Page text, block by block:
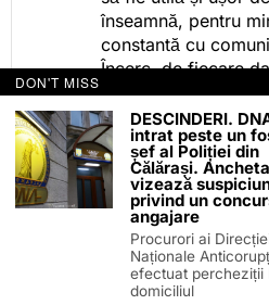
înseamnă, pentru
constantă cu
Încerc, de fiecare
celor care citesc,
ceea ce fac. Pentru
este despre mine,
Iar dacă oamenii se
pe care le spun,
drumul bun.
DON'T MISS
DESCINDERI.
intrat peste un
șef al Poliției din
Călărași. Ancheta
vizează
privind un
angajare
Procurori ai
Naționale
efectuat percheziții
domiciliul